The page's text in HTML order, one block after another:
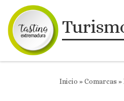
Saltar al contenido
Inicio »Comarcas »